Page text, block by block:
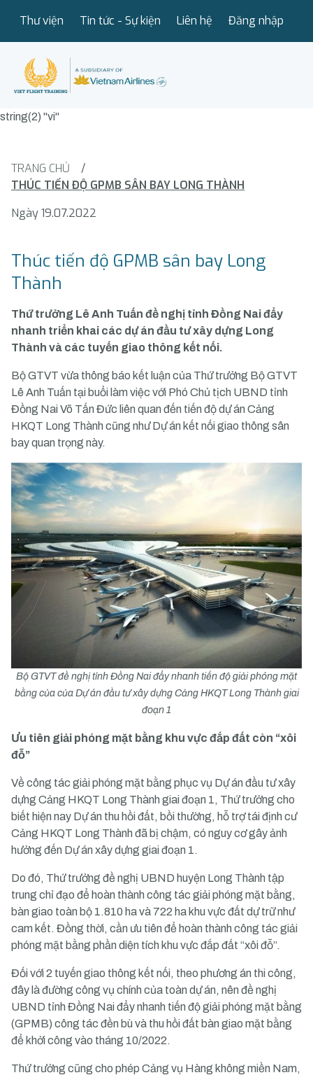
Thư viện Tin tức - Sự kiện Liên hệ Đăng nhập
string(2) "vi"
TRANG CHỦ
/
THÚC TIẾN ĐỘ GPMB SÂN BAY LONG THÀNH
Ngày 19.07.2022
Thúc tiến độ GPMB sân bay Long
Thành
Thứ trưởng Lê Anh Tuấn đề nghị tỉnh Đồng Nai đẩy
nhanh triển khai các dự án đầu tư xây dựng Long
Thành và các tuyến giao thông kết nối.
Bộ GTVT vừa thông báo kết luận của Thứ trưởng Bộ GTVT
Lê Anh Tuấn tại buổi làm việc với Phó Chủ tịch UBND tỉnh
Đồng Nai Võ Tấn Đức liên quan đến tiến độ dự án Cảng
HKQT Long Thành cũng như Dự án kết nối giao thông sân
bay quan trọng này.
Bộ GTVT đề nghị tỉnh Đồng Nai đẩy nhanh tiến độ giải phóng mặt
bằng của của Dự án đầu tư xây dựng Cảng HKQT Long Thành giai
đoạn 1
Ưu tiên giải phóng mặt bằng khu vực đắp đất còn “xôi
đỗ”
Về công tác giải phóng mặt bằng phục vụ Dự án đầu tư xây
dựng Cảng HKQT Long Thành giai đoạn 1, Thứ trưởng cho
biết hiện nay Dự án thu hồi đất, bồi thường, hỗ trợ tái định cư
Cảng HKQT Long Thành đã bị chậm, có nguy cơ gây ảnh
hưởng đến Dự án xây dựng giai đoạn 1.
Do đó, Thứ trưởng đề nghị UBND huyện Long Thành tập
trung chỉ đạo để hoàn thành công tác giải phóng mặt bằng,
bàn giao toàn bộ 1.810 ha và 722 ha khu vực đất dự trữ như
cam kết. Đồng thời, cần ưu tiên để hoàn thành công tác giải
phóng mặt bằng phần diện tích khu vực đắp đất “xôi đỗ”.
Đối với 2 tuyến giao thông kết nối, theo phương án thi công,
đây là đường công vụ chính của toàn dự án, nên đề nghị
UBND tỉnh Đồng Nai đẩy nhanh tiến độ giải phóng mặt bằng
(GPMB) công tác đền bù và thu hồi đất bàn giao mặt bằng
để khởi công vào tháng 10/2022.
Thứ trưởng cũng cho phép Cảng vụ Hàng không miền Nam,